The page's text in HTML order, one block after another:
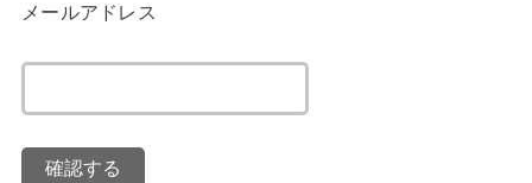
メールアドレス